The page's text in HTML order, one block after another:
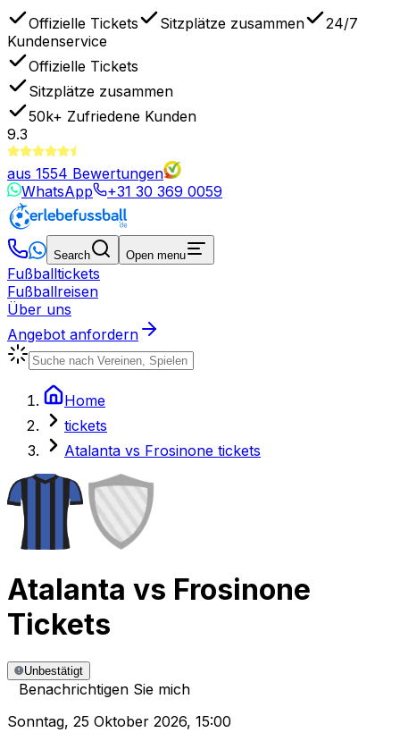
Offizielle Tickets Sitzplätze zusammen
24/7
Kundenservice
Offizielle Tickets
Sitzplätze zusammen
50k+ Zufriedene Kunden
9.3
aus 1554 Bewertungen
WhatsApp
+31 30 369 0059
Search Open menu
Fußballtickets
Fußballreisen
Über uns
Angebot anfordern
Home
tickets
Atalanta vs Frosinone tickets
Atalanta vs Frosinone
Tickets
Unbestätigt
Benachrichtigen Sie mich
Sonntag, 25 Oktober 2026, 15:00